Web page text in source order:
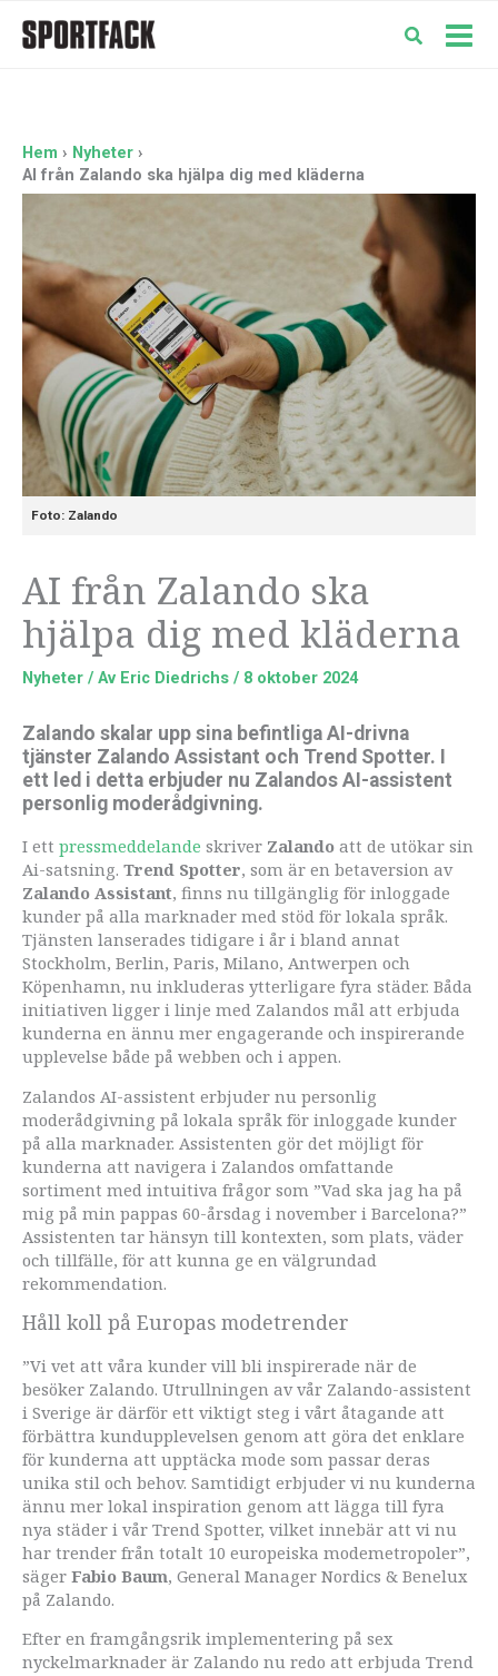
Hem
Nyheter
AI från Zalando ska hjälpa dig med kläderna
Foto: Zalando
AI från Zalando ska
hjälpa dig med kläderna
Nyheter / Av Eric Diedrichs / 8 oktober 2024
Zalando skalar upp sina befintliga AI-drivna
tjänster Zalando Assistant och Trend Spotter. I
ett led i detta erbjuder nu Zalandos AI-assistent
personlig moderådgivning.
I ett pressmeddelande skriver Zalando att de utökar sin
Ai-satsning. Trend Spotter, som är en betaversion av
Zalando Assistant, finns nu tillgänglig för inloggade
kunder på alla marknader med stöd för lokala språk.
Tjänsten lanserades tidigare i år i bland annat
Stockholm, Berlin, Paris, Milano, Antwerpen och
Köpenhamn, nu inkluderas ytterligare fyra städer. Båda
initiativen ligger i linje med Zalandos mål att erbjuda
kunderna en ännu mer engagerande och inspirerande
upplevelse både på webben och i appen.
Zalandos AI-assistent erbjuder nu personlig
moderådgivning på lokala språk för inloggade kunder
på alla marknader. Assistenten gör det möjligt för
kunderna att navigera i Zalandos omfattande
sortiment med intuitiva frågor som ”Vad ska jag ha på
mig på min pappas 60-årsdag i november i Barcelona?”
Assistenten tar hänsyn till kontexten, som plats, väder
och tillfälle, för att kunna ge en välgrundad
rekommendation.
Håll koll på Europas modetrender
”Vi vet att våra kunder vill bli inspirerade när de
besöker Zalando. Utrullningen av vår Zalando-assistent
i Sverige är därför ett viktigt steg i vårt åtagande att
förbättra kundupplevelsen genom att göra det enklare
för kunderna att upptäcka mode som passar deras
unika stil och behov. Samtidigt erbjuder vi nu kunderna
ännu mer lokal inspiration genom att lägga till fyra
nya städer i vår Trend Spotter, vilket innebär att vi nu
har trender från totalt 10 europeiska modemetropoler”,
säger Fabio Baum, General Manager Nordics & Benelux
på Zalando.
Efter en framgångsrik implementering på sex
nyckelmarknader är Zalando nu redo att erbjuda Trend